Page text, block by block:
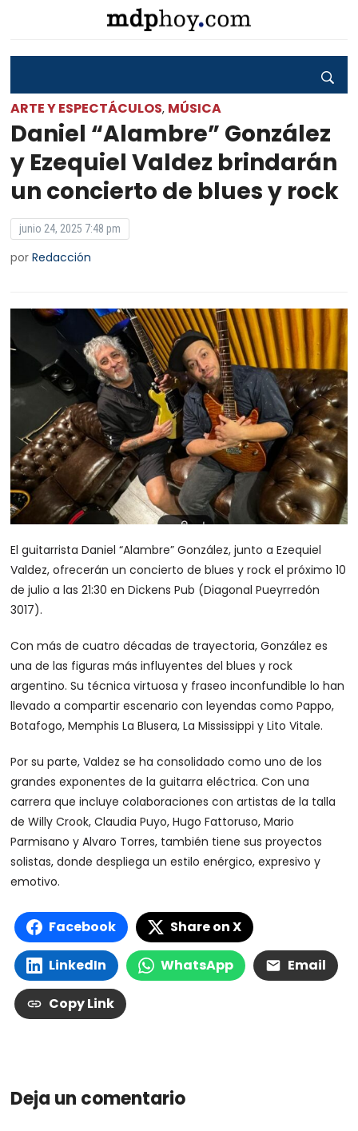
ARTE Y ESPECTÁCULOS, MÚSICA
Daniel “Alambre” González
y Ezequiel Valdez brindarán
un concierto de blues y rock
junio 24, 2025 7:48 pm
porRedacción
El guitarrista Daniel “Alambre” González, junto a Ezequiel
Valdez, ofrecerán un concierto de blues y rock el próximo 10
de julio a las 21:30 en Dickens Pub (Diagonal Pueyrredón
3017).
Con más de cuatro décadas de trayectoria, González es
una de las figuras más influyentes del blues y rock
argentino. Su técnica virtuosa y fraseo inconfundible lo han
llevado a compartir escenario con leyendas como Pappo,
Botafogo, Memphis La Blusera, La Mississippi y Lito Vitale.
Por su parte, Valdez se ha consolidado como uno de los
grandes exponentes de la guitarra eléctrica. Con una
carrera que incluye colaboraciones con artistas de la talla
de Willy Crook, Claudia Puyo, Hugo Fattoruso, Mario
Parmisano y Alvaro Torres, también tiene sus proyectos
solistas, donde despliega un estilo enérgico, expresivo y
emotivo.
Facebook Share on X
LinkedIn WhatsApp Email
Copy Link
Deja un comentario